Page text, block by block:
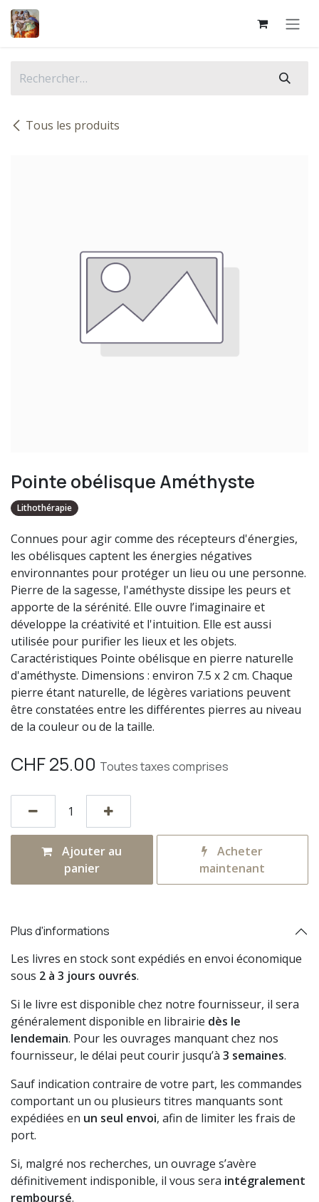
Se rendre au contenu
Tous les produits
Pointe obélisque Améthyste
Lithothérapie
Connues pour agir comme des récepteurs d'énergies,
les obélisques captent les énergies négatives
environnantes pour protéger un lieu ou une personne.
Pierre de la sagesse, l'améthyste dissipe les peurs et
apporte de la sérénité. Elle ouvre l’imaginaire et
développe la créativité et l'intuition. Elle est aussi
utilisée pour purifier les lieux et les objets.
Caractéristiques Pointe obélisque en pierre naturelle
d'améthyste. Dimensions : environ 7.5 x 2 cm. Chaque
pierre étant naturelle, de légères variations peuvent
être constatées entre les différentes pierres au niveau
de la couleur ou de la taille.
CHF25.00 Toutes taxes comprises
Ajouter au
panier
Acheter
maintenant
Plus d'informations
Les livres en stock sont expédiés en envoi économique
sous 2 à 3 jours ouvrés.
Si le livre est disponible chez notre fournisseur, il sera
généralement disponible en librairie dès le
lendemain. Pour les ouvrages manquant chez nos
fournisseur, le délai peut courir jusqu’à 3 semaines.
Sauf indication contraire de votre part, les commandes
comportant un ou plusieurs titres manquants sont
expédiées en un seul envoi, afin de limiter les frais de
port.
Si, malgré nos recherches, un ouvrage s’avère
définitivement indisponible, il vous sera intégralement
remboursé.